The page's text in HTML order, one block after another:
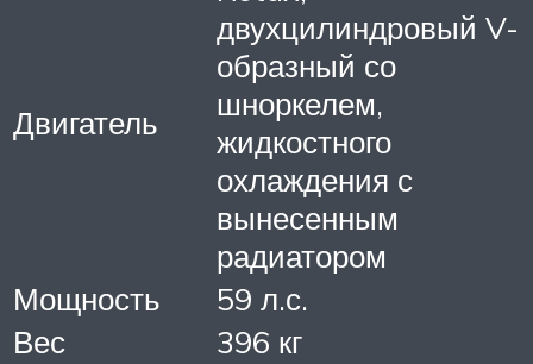
Двигатель
двухцилиндровый V-
образный со
шноркелем,
жидкостного
охлаждения с
вынесенным
радиатором
Мощность
59 л.с.
Вес
396 кг